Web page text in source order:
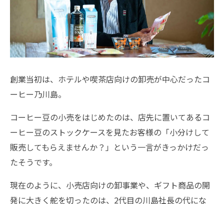
創業当初は、ホテルや喫茶店向けの卸売が中心だったコ
ーヒー乃川島。
コーヒー豆の小売をはじめたのは、店先に置いてあるコ
ーヒー豆のストックケースを見たお客様の「小分けして
販売してもらえませんか？」という一言がきっかけだっ
たそうです。
現在のように、小売店向けの卸事業や、ギフト商品の開
発に大きく舵を切ったのは、2代目の川島社長の代にな